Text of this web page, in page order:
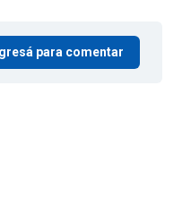
para comentar